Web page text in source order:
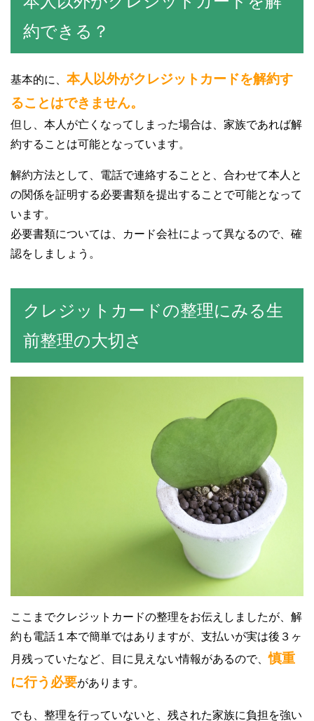
約できる？
基本的に、 本人以外がクレジットカードを解約す
ることはできません。
但し、本人が亡くなってしまった場合は、家族であれば解
約することは可能となっています。
解約方法として、電話で連絡することと、合わせて本人と
の関係を証明する必要書類を提出することで可能となって
います。
必要書類については、カード会社によって異なるので、確
認をしましょう。
クレジットカードの整理にみる生
前整理の大切さ
ここまでクレジットカードの整理をお伝えしましたが、解
約も電話１本で簡単ではありますが、支払いが実は後３ヶ
月残っていたなど、目に見えない情報があるので、慎重
に行う必要があります。
でも、整理を行っていないと、残された家族に負担を強い